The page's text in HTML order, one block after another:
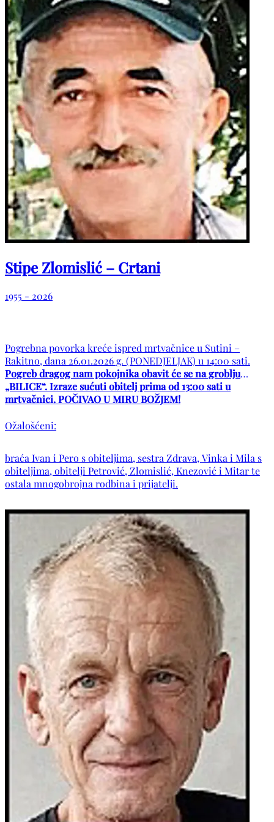
Stipe Zlomislić – Crtani
1955 - 2026
Pogrebna povorka kreće ispred mrtvačnice u Sutini –
Rakitno, dana 26.01.2026 g. (PONEDJELJAK) u 14:00 sati.
Pogreb dragog nam pokojnika obavit će se na groblju
„BILICE“. Izraze sućuti obitelj prima od 13:00 sati u
mrtvačnici. POČIVAO U MIRU BOŽJEM!
Ožalošćeni:
braća Ivan i Pero s obiteljima, sestra Zdrava, Vinka i Mila s
obiteljima, obitelji Petrović, Zlomislić, Knezović i Mitar te
ostala mnogobrojna rodbina i prijatelji.